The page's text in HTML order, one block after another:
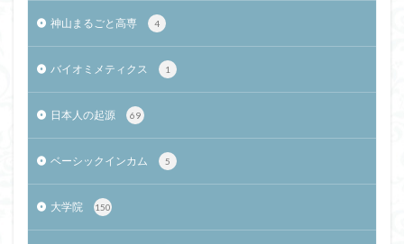
神山まるごと高専 4
バイオミメティクス 1
日本人の起源 69
ベーシックインカム 5
大学院 150